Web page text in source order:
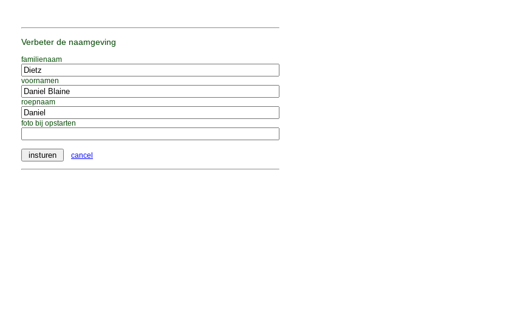
Verbeter de naamgeving
familienaam
voornamen
roepnaam
foto bij opstarten
cancel